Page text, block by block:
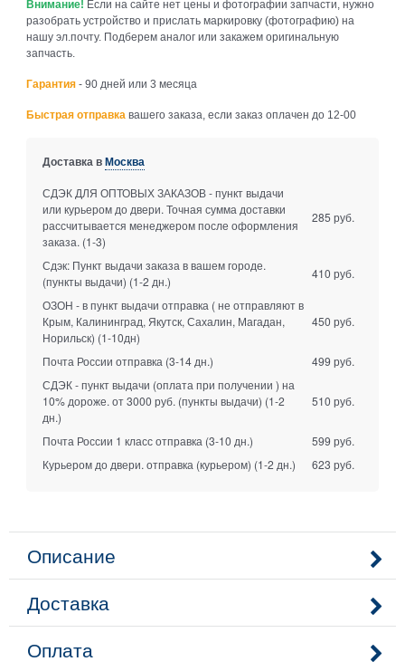
Внимание! Если на сайте нет цены и фотографии запчасти, нужно
разобрать устройство и прислать маркировку (фотографию) на
нашу эл.почту. Подберем аналог или закажем оригинальную
запчасть.
Гарантия - 90 дней или 3 месяца
Быстрая отправка вашего заказа, если заказ оплачен до 12-00
Доставка вМосква
СДЭК ДЛЯ ОПТОВЫХ ЗАКАЗОВ - пункт выдачи
или курьером до двери. Точная сумма доставки
рассчитывается менеджером после оформления
заказа. (1-3)
285 руб.
Сдэк: Пункт выдачи заказа в вашем городе.
(пункты выдачи) (1-2 дн.)
410 руб.
ОЗОН - в пункт выдачи отправка ( не отправляют в
Крым, Калининград, Якутск, Сахалин, Магадан,
Норильск) (1-10дн)
450 руб.
Почта России отправка (3-14 дн.)
499 руб.
СДЭК - пункт выдачи (оплата при получении ) на
10% дороже. от 3000 руб. (пункты выдачи) (1-2
дн.)
510 руб.
Почта России 1 класс отправка (3-10 дн.)
599 руб.
Курьером до двери. отправка (курьером) (1-2 дн.) 623 руб.
Описание
Доставка
Оплата